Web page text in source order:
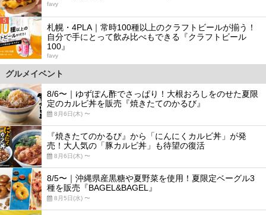
favy
5
札幌・4PLA｜常時100種以上のクラフトビールが揃う！
自分で手にとって飲み比べもできる『クラフトビール
100』
favy
グルメイベント
8/6〜｜ゆずぽん酢でさっぱり！大根おろしをのせた夏限
定のカルビ丼を販売『焼きたてのかるび』
8月6日(木) 〜
『焼きたてのかるび』から「にんにくカルビ丼」が発
売！大人気の「豚カルビ丼」も待望の復活
8月6日(木) 〜
8/5〜｜沖縄県産黒糖や夏野菜を使用！夏限定ベーグル3
種を販売『BAGEL&BAGEL』
8月5日(水) 〜